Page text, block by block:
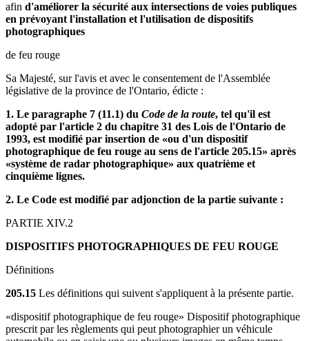
afin d'améliorer la sécurité aux intersections de voies publiques
en prévoyant l'installation et l'utilisation de dispositifs
photographiques
de feu rouge
Sa Majesté, sur l'avis et avec le consentement de l'Assemblée
législative de la province de l'Ontario, édicte :
1. Le paragraphe 7 (11.1) du Code de la route, tel qu'il est
adopté par l'article 2 du chapitre 31 des Lois de l'Ontario de
1993, est modifié par insertion de «ou d'un dispositif
photographique de feu rouge au sens de l'article 205.15» après
«système de radar photographique» aux quatrième et
cinquième lignes.
2. Le Code est modifié par adjonction de la partie suivante :
PARTIE XIV.2
DISPOSITIFS PHOTOGRAPHIQUES DE FEU ROUGE
Définitions
205.15 Les définitions qui suivent s'appliquent à la présente partie.
«dispositif photographique de feu rouge» Dispositif photographique
prescrit par les règlements qui peut photographier un véhicule